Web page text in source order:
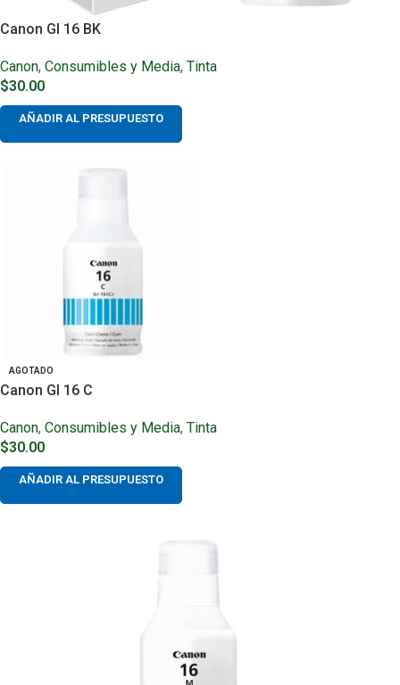
Canon GI 16 BK
Canon, Consumibles y Media, Tinta
$30.00
AÑADIR AL PRESUPUESTO
AGOTADO
Canon GI 16 C
Canon, Consumibles y Media, Tinta
$30.00
AÑADIR AL PRESUPUESTO